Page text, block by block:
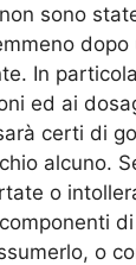
sono
dopo
In
ed ai
certi di
alcuno.
o
o